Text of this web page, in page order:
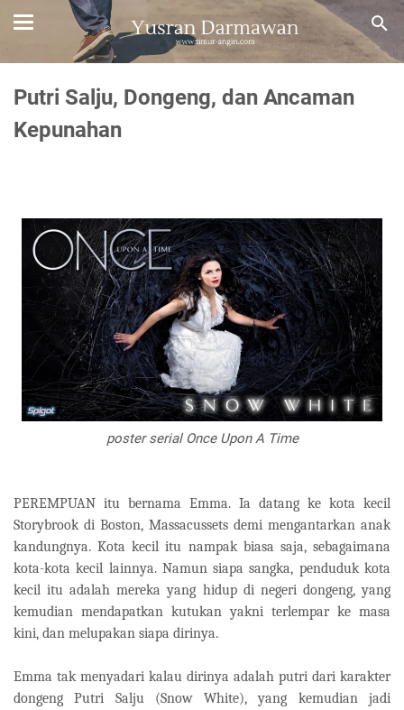
Putri Salju, Dongeng, dan Ancaman
Kepunahan
poster serial Once Upon A Time
PEREMPUAN itu bernama Emma. Ia datang ke kota kecil
Storybrook di Boston, Massacussets demi mengantarkan anak
kandungnya. Kota kecil itu nampak biasa saja, sebagaimana
kota-kota kecil lainnya. Namun siapa sangka, penduduk kota
kecil itu adalah mereka yang hidup di negeri dongeng, yang
kemudian mendapatkan kutukan yakni terlempar ke masa
kini, dan melupakan siapa dirinya.
Emma tak menyadari kalau dirinya adalah putri dari karakter
dongeng Putri Salju (Snow White), yang kemudian jadi